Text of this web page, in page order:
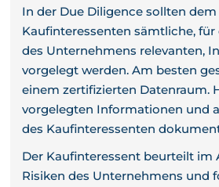
In der Due Diligence sollten dem
Kaufinteressenten sämtliche,
des Unternehmens relevanten,
vorgelegt werden. Am besten
einem zertifizierten Datenraum.
vorgelegten Informationen und
des Kaufinteressenten
Der Kaufinteressent beurteilt im
Risiken des Unternehmens und